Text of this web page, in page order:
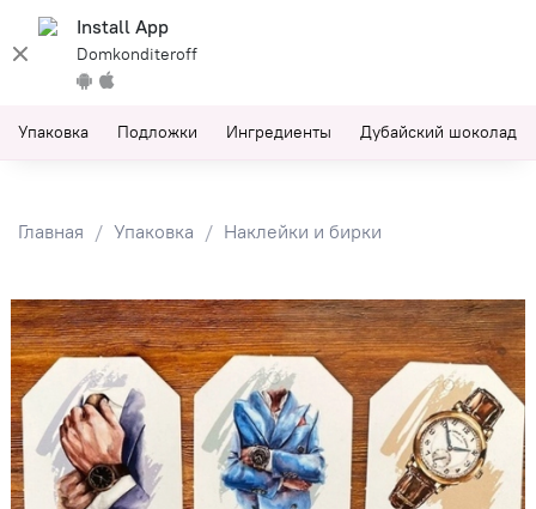
Install App
Domkonditeroff
Упаковка Подложки Ингредиенты Дубайский шоколад
Главная Упаковка Наклейки и бирки